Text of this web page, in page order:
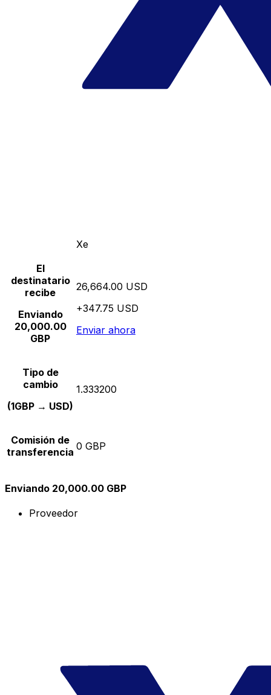
Xe
El
destinatario
recibe
Enviando
20,000.00
GBP
26,664.00 USD
+347.75 USD
Enviar ahora
Tipo de
cambio
(1GBP → USD)
1.333200
Comisión de
transferencia 0 GBP
Enviando 20,000.00 GBP
Proveedor